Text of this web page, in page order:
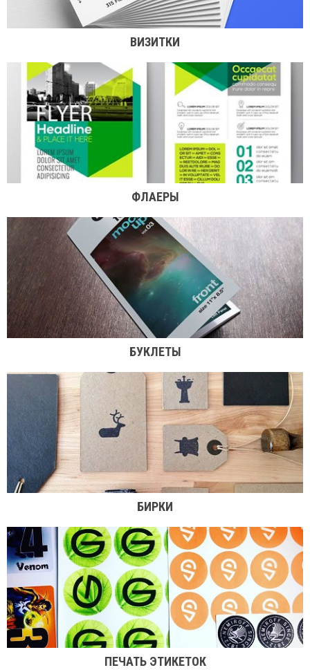
ВИЗИТКИ
ФЛАЕРЫ
БУКЛЕТЫ
БИРКИ
ПЕЧАТЬ ЭТИКЕТОК